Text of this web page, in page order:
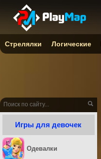
Игры для девочек
Одевалки
Стрелялки Логические